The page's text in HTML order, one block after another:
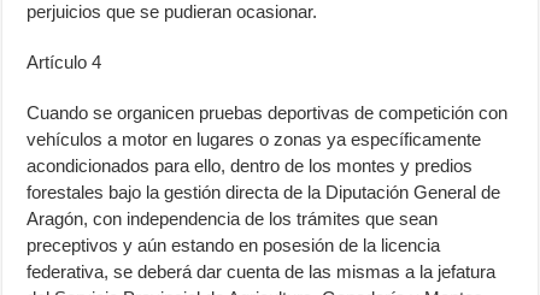
perjuicios que se pudieran ocasionar.
Artículo 4
Cuando se organicen pruebas deportivas de competición con
vehículos a motor en lugares o zonas ya específicamente
acondicionados para ello, dentro de los montes y predios
forestales bajo la gestión directa de la Diputación General de
Aragón, con independencia de los trámites que sean
preceptivos y aún estando en posesión de la licencia
federativa, se deberá dar cuenta de las mismas a la jefatura